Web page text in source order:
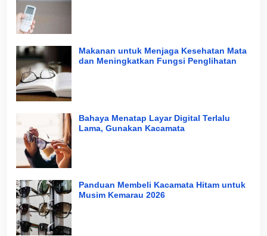
Makanan untuk Menjaga Kesehatan Mata
dan Meningkatkan Fungsi Penglihatan
Bahaya Menatap Layar Digital Terlalu
Lama, Gunakan Kacamata
Panduan Membeli Kacamata Hitam untuk
Musim Kemarau 2026